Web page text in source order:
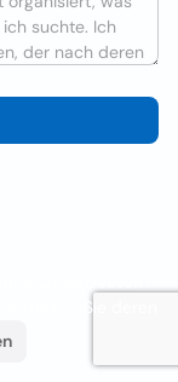
Sie deren